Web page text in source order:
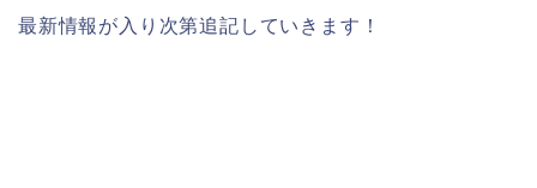
最新情報が入り次第追記していきます！